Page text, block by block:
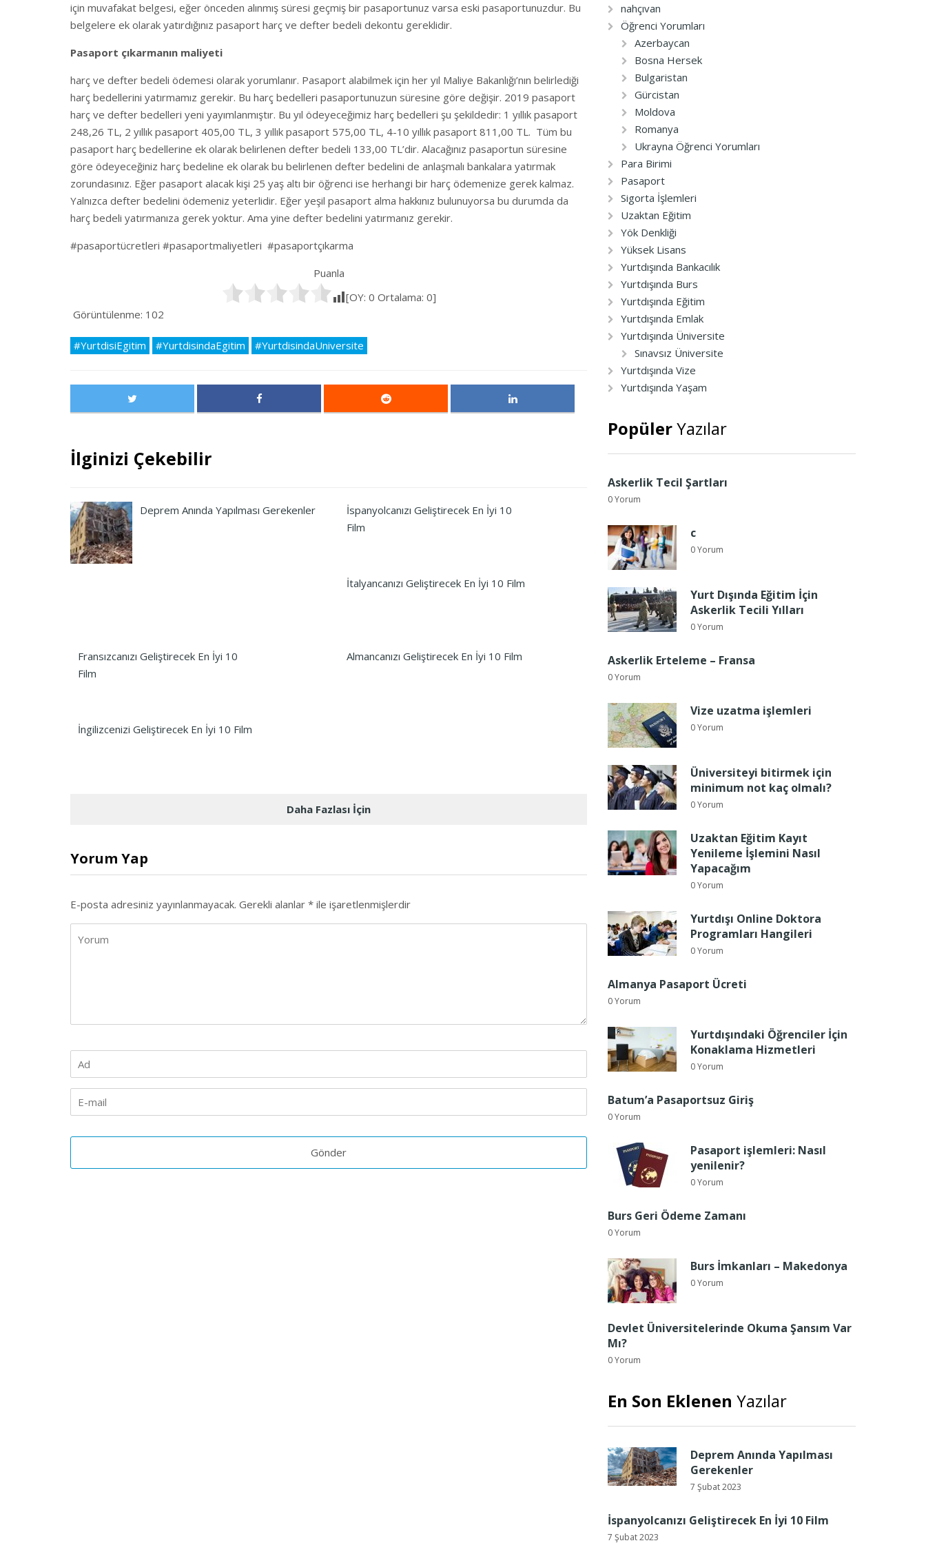
için muvafakat belgesi, eğer önceden alınmış süresi geçmiş bir pasaportunuz varsa eski pasaportunuzdur. Bu
belgelere ek olarak yatırdığınız pasaport harç ve defter bedeli dekontu gereklidir.
Pasaport çıkarmanın maliyeti
harç ve defter bedeli ödemesi olarak yorumlanır. Pasaport alabilmek için her yıl Maliye Bakanlığı’nın belirlediği
harç bedellerini yatırmamız gerekir. Bu harç bedelleri pasaportunuzun süresine göre değişir. 2019 pasaport
harç ve defter bedelleri yeni yayımlanmıştır. Bu yıl ödeyeceğimiz harç bedelleri şu şekildedir: 1 yıllık pasaport
248,26 TL, 2 yıllık pasaport 405,00 TL, 3 yıllık pasaport 575,00 TL, 4-10 yıllık pasaport 811,00 TL. Tüm bu
pasaport harç bedellerine ek olarak belirlenen defter bedeli 133,00 TL’dir. Alacağınız pasaportun süresine
göre ödeyeceğiniz harç bedeline ek olarak bu belirlenen defter bedelini de anlaşmalı bankalara yatırmak
zorundasınız. Eğer pasaport alacak kişi 25 yaş altı bir öğrenci ise herhangi bir harç ödemenize gerek kalmaz.
Yalnızca defter bedelini ödemeniz yeterlidir. Eğer yeşil pasaport alma hakkınız bulunuyorsa bu durumda da
harç bedeli yatırmanıza gerek yoktur. Ama yine defter bedelini yatırmanız gerekir.
#pasaportücretleri #pasaportmaliyetleri #pasaportçıkarma
Puanla
[OY: 0 Ortalama: 0]
Görüntülenme: 102
#YurtdisiEgitim #YurtdisindaEgitim #YurtdisindaUniversite
İlginizi Çekebilir
Deprem Anında Yapılması Gerekenler
İspanyolcanızı Geliştirecek En İyi 10
Film
İtalyancanızı Geliştirecek En İyi 10 Film
Fransızcanızı Geliştirecek En İyi 10
Film
Almancanızı Geliştirecek En İyi 10 Film
İngilizcenizi Geliştirecek En İyi 10 Film
Daha Fazlası İçin
Yorum Yap
E-posta adresiniz yayınlanmayacak. Gerekli alanlar * ile işaretlenmişlerdir
nahçıvan
Öğrenci Yorumları
Azerbaycan
Bosna Hersek
Bulgaristan
Gürcistan
Moldova
Romanya
Ukrayna Öğrenci Yorumları
Para Birimi
Pasaport
Sigorta İşlemleri
Uzaktan Eğitim
Yök Denkliği
Yüksek Lisans
Yurtdışında Bankacılık
Yurtdışında Burs
Yurtdışında Eğitim
Yurtdışında Emlak
Yurtdışında Üniversite
Sınavsız Üniversite
Yurtdışında Vize
Yurtdışında Yaşam
PopülerYazılar
Askerlik Tecil Şartları
0 Yorum
c
0 Yorum
Yurt Dışında Eğitim İçin
Askerlik Tecili Yılları
0 Yorum
Askerlik Erteleme – Fransa
0 Yorum
Vize uzatma işlemleri
0 Yorum
Üniversiteyi bitirmek için
minimum not kaç olmalı?
0 Yorum
Uzaktan Eğitim Kayıt
Yenileme İşlemini Nasıl
Yapacağım
0 Yorum
Yurtdışı Online Doktora
Programları Hangileri
0 Yorum
Almanya Pasaport Ücreti
0 Yorum
Yurtdışındaki Öğrenciler İçin
Konaklama Hizmetleri
0 Yorum
Batum’a Pasaportsuz Giriş
0 Yorum
Pasaport işlemleri: Nasıl
yenilenir?
0 Yorum
Burs Geri Ödeme Zamanı
0 Yorum
Burs İmkanları – Makedonya
0 Yorum
Devlet Üniversitelerinde Okuma Şansım Var
Mı?
0 Yorum
En Son Eklenen Yazılar
Deprem Anında Yapılması
Gerekenler
7 Şubat 2023
İspanyolcanızı Geliştirecek En İyi 10 Film
7 Şubat 2023